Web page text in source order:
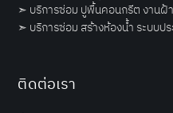
➣ บริการซ่อม ปูพื้นคอนกรีต งานฝ้
➣ บริการซ่อม สร้างห้องน้ำ ระบบป
ติดต่อเรา